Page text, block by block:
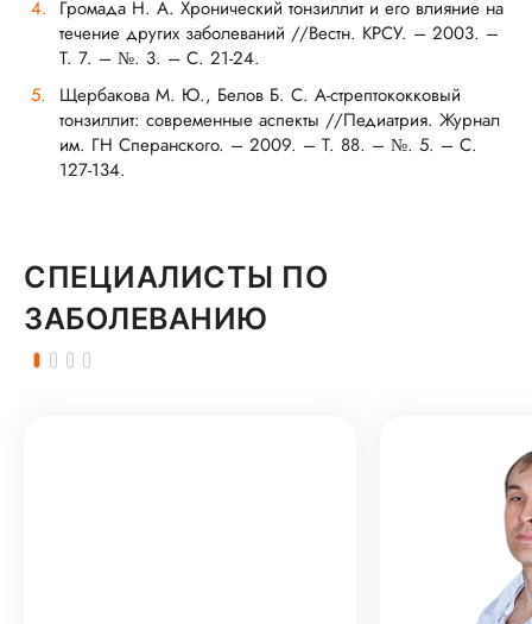
Громада Н. А. Хронический тонзиллит и его влияние на
течение других заболеваний //Вестн. КРСУ. – 2003. –
Т. 7. – №. 3. – С. 21-24.
Щербакова М. Ю., Белов Б. С. А-стрептококковый
тонзиллит: современные аспекты //Педиатрия. Журнал
им. ГН Сперанского. – 2009. – Т. 88. – №. 5. – С.
127-134.
СПЕЦИАЛИСТЫ ПО
ЗАБОЛЕВАНИЮ